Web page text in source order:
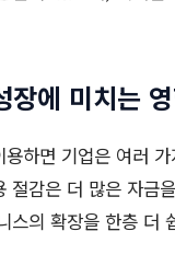
장에 미치는
용하면 기업은 여러
절감은 더 많은 자금
스의 확장을 한층 더